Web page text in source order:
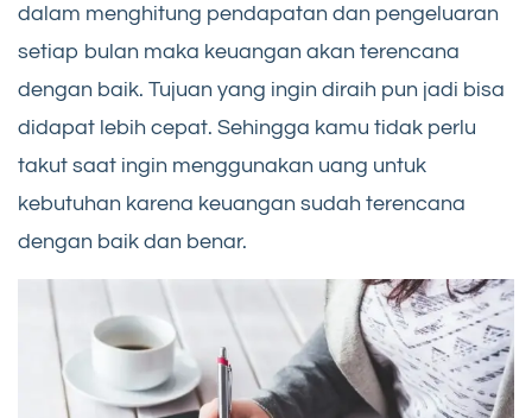
dalam menghitung pendapatan dan pengeluaran
setiap bulan maka keuangan akan terencana
dengan baik. Tujuan yang ingin diraih pun jadi bisa
didapat lebih cepat. Sehingga kamu tidak perlu
takut saat ingin menggunakan uang untuk
kebutuhan karena keuangan sudah terencana
dengan baik dan benar.